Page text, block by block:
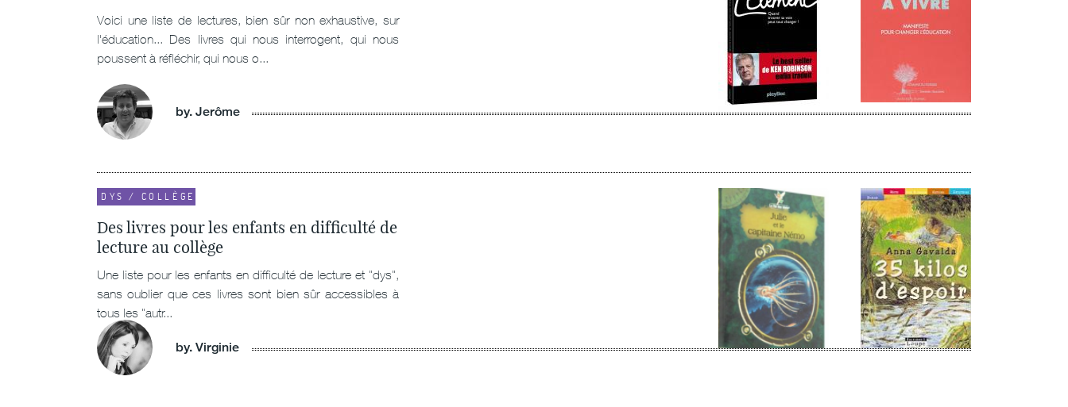
Voici une liste de lectures, bien sûr non exhaustive, sur
l'éducation... Des livres qui nous interrogent, qui nous
poussent à réfléchir, qui nous o...
by. Jerôme
DYS / COLLÈGE
Des livres pour les enfants en difficulté de
lecture au collège
Une liste pour les enfants en difficulté de lecture et "dys",
sans oublier que ces livres sont bien sûr accessibles à
tous les "autr...
by. Virginie